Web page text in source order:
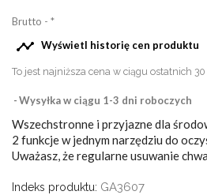
Brutto *
 Wyświetl historię cen produktu
To jest najniższa cena w ciągu ostatnich
Wysyłka w ciągu 1-3 dni roboczych
Wszechstronne i przyjazne dla
2 funkcje w jednym narzędziu do
Uważasz, że regularne usuwanie
Indeks produktu: GA3607